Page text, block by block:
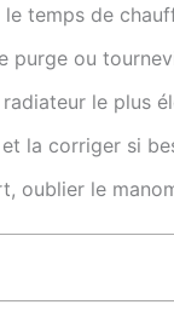
temps de
purge ou
le plus
la corriger si
oublier le